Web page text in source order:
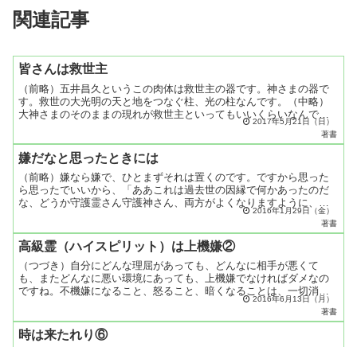
関連記事
皆さんは救世主
（前略）五井昌久というこの肉体は救世主の器です。神さまの器で
す。救世の大光明の天と地をつなぐ柱、光の柱なんです。（中略）
大神さまのそのままの現れが救世主といってもいいくらいなんで
す。それは肉体にも現れているんですよ。何故現れているかという
2017年5月21日（日）
著書
嫌だなと思ったときには
（前略）嫌なら嫌で、ひとまずそれは置くのです。ですから思った
ら思ったでいいから、「ああこれは過去世の因縁で何かあったのだ
な、どうか守護霊さん守護神さん、両方がよくなりますように、二
人の天命が完うされますように」と、肉体人間にではなく、守っ
2016年1月29日（金）
著書
高級霊（ハイスピリット）は上機嫌②
（つづき）自分にどんな理屈があっても、どんなに相手が悪くて
も、またどんなに悪い環境にあっても、上機嫌でなければダメなの
ですね。不機嫌になること、怒ること、暗くなることは、一切消え
てゆく姿なのです。いつも気分を明るくしている。誰が会っても、
2016年6月13日（月）
著書
時は来たれり⑥